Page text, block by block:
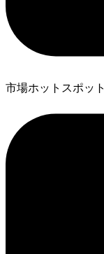
市場ホットスポット